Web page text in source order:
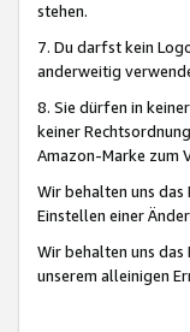
stehen.
7. Du darfst kein
anderweitig
8. Sie dürfen in
keiner
Amazon-Marke zum
Wir behalten uns
Einstellen einer
Wir behalten uns
unserem alleinigen